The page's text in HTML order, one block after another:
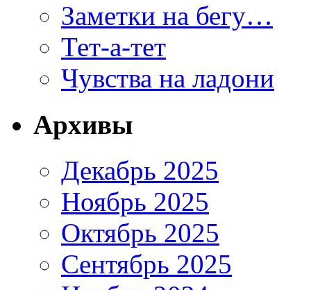
Заметки на бегу…
Тет-а-тет
Чувства на ладони
Архивы
Декабрь 2025
Ноябрь 2025
Октябрь 2025
Сентябрь 2025